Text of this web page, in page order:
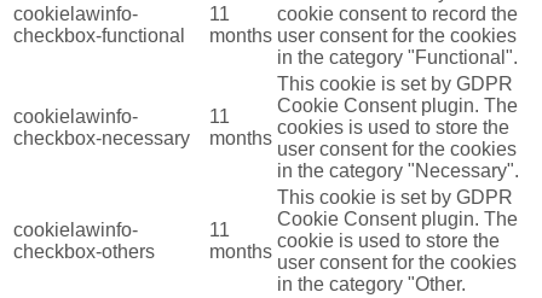
cookielawinfo-
checkbox-functional
11
months
cookie consent to record the
user consent for the cookies
in the category "Functional".
cookielawinfo-
checkbox-necessary
11
months
This cookie is set by GDPR
Cookie Consent plugin. The
cookies is used to store the
user consent for the cookies
in the category "Necessary".
cookielawinfo-
checkbox-others
11
months
This cookie is set by GDPR
Cookie Consent plugin. The
cookie is used to store the
user consent for the cookies
in the category "Other.